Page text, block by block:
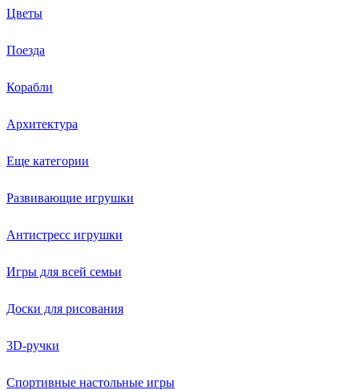
Цветы
Поезда
Корабли
Архитектура
Еще категории
Развивающие игрушки
Антистресс игрушки
Игры для всей семьи
Доски для рисования
3D-ручки
Спортивные настольные игры